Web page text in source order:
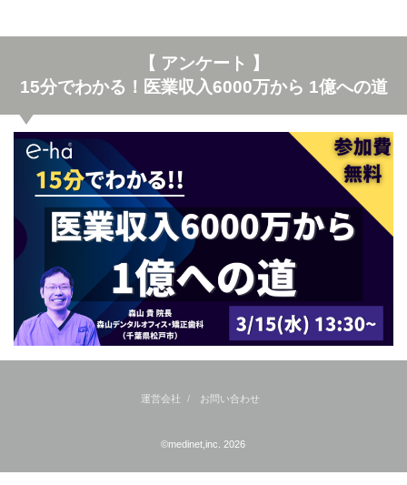
【 アンケート 】
15分でわかる！医業収入6000万から 1億への道
運営会社 お問い合わせ
©medinet,inc. 2026